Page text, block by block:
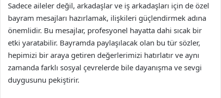
Sadece aileler değil, arkadaşlar ve iş arkadaşları için de özel
bayram mesajları hazırlamak, ilişkileri güçlendirmek adına
önemlidir. Bu mesajlar, profesyonel hayatta dahi sıcak bir
etki yaratabilir. Bayramda paylaşılacak olan bu tür sözler,
hepimizi bir araya getiren değerlerimizi hatırlatır ve aynı
zamanda farklı sosyal çevrelerde bile dayanışma ve sevgi
duygusunu pekiştirir.